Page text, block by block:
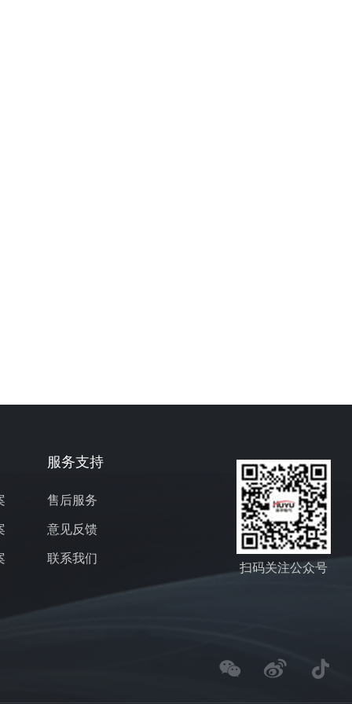
服务支持
售后服务
意见反馈
联系我们
扫码关注公众号